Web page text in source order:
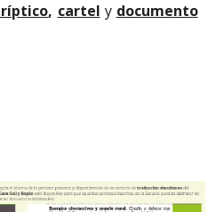
, cartel y documento